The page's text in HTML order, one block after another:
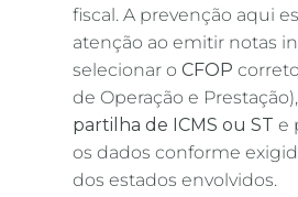
fiscal. A prevenção aqui
atenção ao emitir notas
selecionar o CFOP
de Operação e
partilha de ICMS ou ST e
os dados conforme
dos estados envolvidos.